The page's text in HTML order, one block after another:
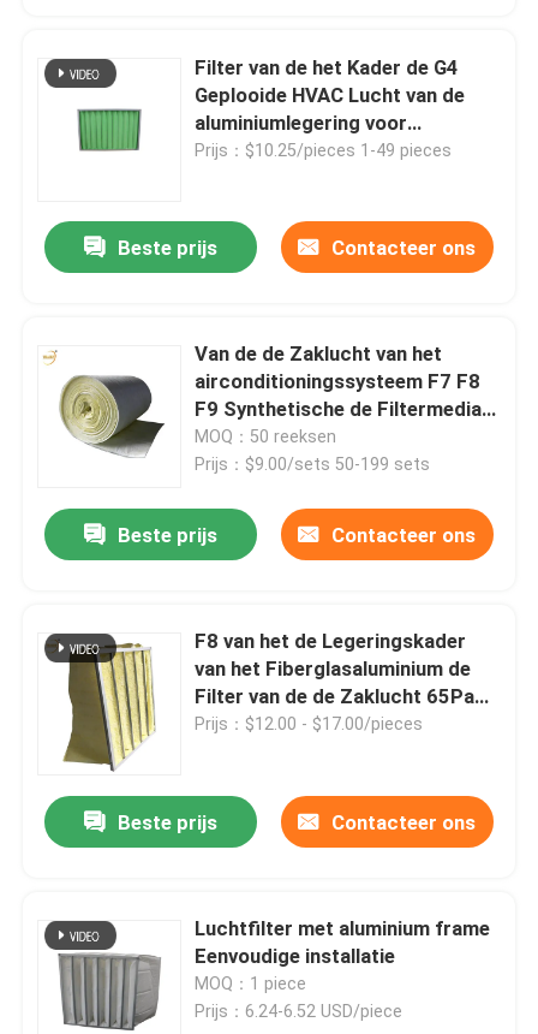
Filter van de het Kader de G4
Geplooide HVAC Lucht van de
aluminiumlegering voor
Ventilatiesysteem
Prijs：$10.25/pieces 1-49 pieces
Beste prijs Contacteer ons
Van de de Zaklucht van het
airconditioningssysteem F7 F8
F9 Synthetische de Filtermedia
Broodjes 0.5um
MOQ：50 reeksen
Prijs：$9.00/sets 50-199 sets
Beste prijs Contacteer ons
F8 van het de Legeringskader
van het Fiberglasaluminium de
Filter van de de Zaklucht 65Pa
voor Airconditioning
Prijs：$12.00 - $17.00/pieces
Beste prijs Contacteer ons
Luchtfilter met aluminium frame
Eenvoudige installatie
MOQ：1 piece
Prijs：6.24-6.52 USD/piece